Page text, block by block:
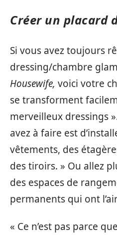
Créer un placard
Si vous avez toujours
dressing/chambre
Housewife, voici votre
se transforment
merveilleux dressings
avez à faire est
vêtements, des
des tiroirs. » Ou allez
des espaces de
permanents qui ont
« Ce n’est pas parce